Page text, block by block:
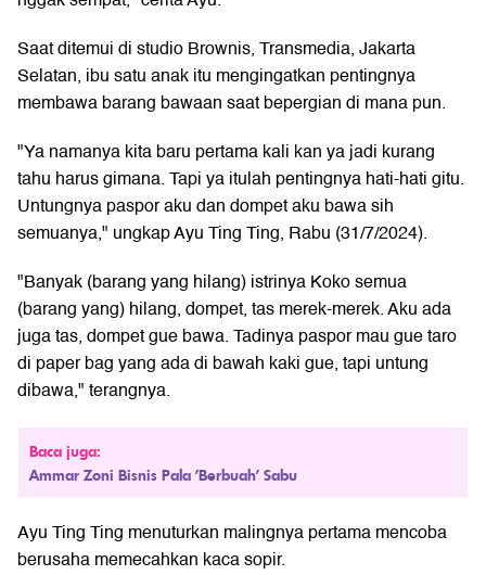
Saat ditemui di studio Brownis, Transmedia, Jakarta
Selatan, ibu satu anak itu mengingatkan pentingnya
membawa barang bawaan saat bepergian di mana pun.
"Ya namanya kita baru pertama kali kan ya jadi kurang
tahu harus gimana. Tapi ya itulah pentingnya hati-hati gitu.
Untungnya paspor aku dan dompet aku bawa sih
semuanya," ungkap Ayu Ting Ting, Rabu (31/7/2024).
"Banyak (barang yang hilang) istrinya Koko semua
(barang yang) hilang, dompet, tas merek-merek. Aku ada
juga tas, dompet gue bawa. Tadinya paspor mau gue taro
di paper bag yang ada di bawah kaki gue, tapi untung
dibawa," terangnya.
Baca juga:
Ammar Zoni Bisnis Pala 'Berbuah' Sabu
Ayu Ting Ting menuturkan malingnya pertama mencoba
berusaha memecahkan kaca sopir.